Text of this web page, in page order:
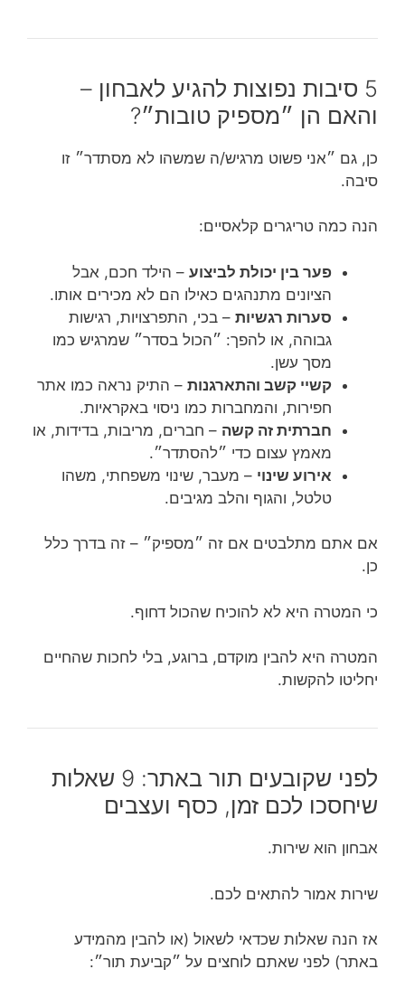
5 סיבות נפוצות להגיע לאבחון –
והאם הן ״מספיק טובות״?
כן, גם ״אני פשוט מרגיש/ה שמשהו לא מסתדר״ זו
סיבה.
הנה כמה טריגרים קלאסיים:
פער בין יכולת לביצוע – הילד חכם, אבל
הציונים מתנהגים כאילו הם לא מכירים אותו.
סערות רגשיות – בכי, התפרצויות, רגישות
גבוהה, או להפך: ״הכול בסדר״ שמרגיש כמו
מסך עשן.
קשיי קשב והתארגנות – התיק נראה כמו אתר
חפירות, והמחברות כמו ניסוי באקראיות.
חברתית זה קשה – חברים, מריבות, בדידות, או
מאמץ עצום כדי ״להסתדר״.
אירוע שינוי – מעבר, שינוי משפחתי, משהו
טלטל, והגוף והלב מגיבים.
אם אתם מתלבטים אם זה ״מספיק״ – זה בדרך כלל
כן.
כי המטרה היא לא להוכיח שהכול דחוף.
המטרה היא להבין מוקדם, ברוגע, בלי לחכות שהחיים
יחליטו להקשות.
לפני שקובעים תור באתר: 9 שאלות
שיחסכו לכם זמן, כסף ועצבים
אבחון הוא שירות.
שירות אמור להתאים לכם.
אז הנה שאלות שכדאי לשאול (או להבין מהמידע
באתר) לפני שאתם לוחצים על ״קביעת תור״: